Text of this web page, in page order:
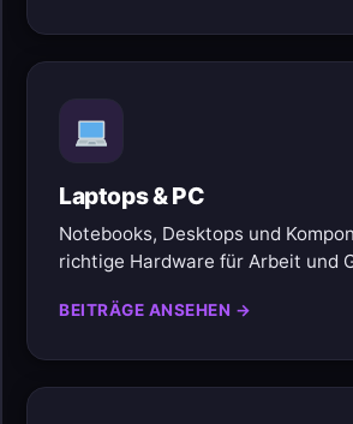
Laptops & PC
Notebooks, Desktops und
richtige Hardware für Arbeit und
BEITRÄGE ANSEHEN →